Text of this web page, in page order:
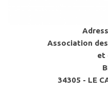
Association
et
34305 - LE